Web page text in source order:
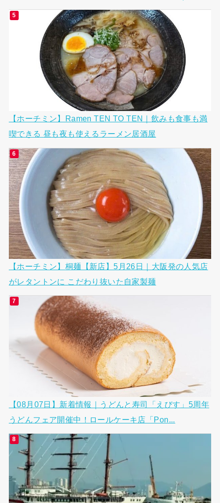
【ホーチミン】Ramen TEN TO TEN｜飲みも食事も満
喫できる 昼も夜も使えるラーメン居酒屋
【ホーチミン】桐麺【新店】5月26日｜大阪発の人気店
がレタントンに こだわり抜いた自家製麺
【08月07日】新着情報｜うどんと寿司「えびす」5周年
うどんフェア開催中！ロールケーキ店「Pon...